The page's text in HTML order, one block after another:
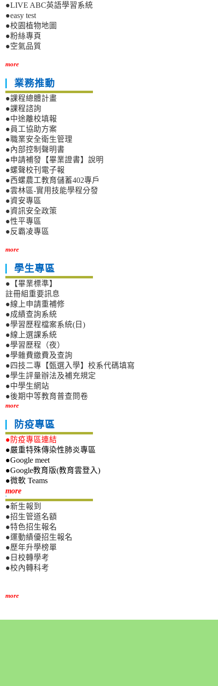
●LIVE ABC英語學習系統
●easy test
●校園植物地圖
●粉絲專頁
●空氣品質
more
業務推動
●課程總體計畫
●課程諮詢
●中途離校填報
●員工協助方案
●職業安全衛生管理
●內部控制聲明書
●申請補發【畢業證書】說明
●螺聲校刊電子報
●西螺農工教育儲蓄402專戶
●雲林區-實用技能學程分發
●資安專區
●資訊安全政策
●性平專區
●反霸凌專區
more
學生專區
●【畢業標準】
註冊組重要訊息
●線上申請重補修
●成績查詢系統
●學習歷程檔案系統(日)
●線上選課系統
●學習歷程（夜）
●學雜費繳費及查詢
●四技二專【甄選入學】校系代碼填寫
●學生評量辦法及補充規定
●中學生網站
●後期中等教育普查問卷
more
防疫專區
●防疫專區連結
●嚴重特殊傳染性肺炎專區
●Google meet
●Google教育版(教育雲登入)
●微軟 Teams
more新生專區
●新生報到
●招生管道名額
●特色招生報名
●運動績優招生報名
●歷年升學榜單
●日校轉學考
●校內轉科考
more